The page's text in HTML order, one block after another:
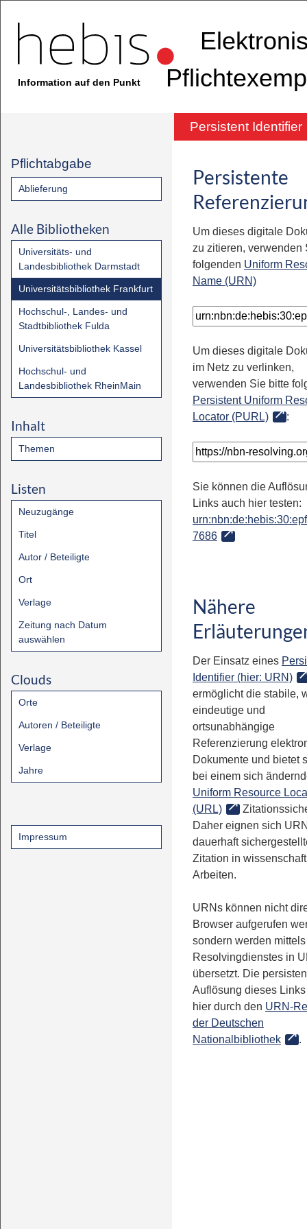
Information auf den Punkt
Persistent Identifier
Pflichtabgabe
Ablieferung
Alle Bibliotheken
Universitäts- und
Landesbibliothek Darmstadt
Universitätsbibliothek Frankfurt
Hochschul-, Landes- und
Stadtbibliothek Fulda
Universitätsbibliothek Kassel
Hochschul- und
Landesbibliothek RheinMain
Inhalt
Themen
Listen
Neuzugänge
Titel
Autor / Beteiligte
Ort
Verlage
Zeitung nach Datum
auswählen
Clouds
Orte
Autoren / Beteiligte
Verlage
Jahre
Impressum
Persistente
Um dieses digitale
zu zitieren, verwenden
folgenden Uniform
Name (URN)
Um dieses digitale
im Netz zu verlinken,
verwenden Sie bitte
Persistent Uniform
Locator (PURL)
:
Sie können die
Links auch hier testen:
7686
Nähere
Der Einsatz eines
Identifier (hier: URN)
ermöglicht die stabile,
eindeutige und
ortsunabhängige
Referenzierung
Dokumente und bietet
bei einem sich
Uniform Resource
(URL)
Daher eignen sich
dauerhaft
Zitation in
Arbeiten.
URNs können nicht
Browser aufgerufen
sondern werden
Resolvingdienstes in
übersetzt. Die
Auflösung dieses
hier durch den URN-
der Deutschen
Nationalbibliothek
.